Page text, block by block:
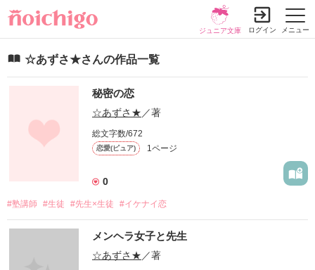
メニュー
ジュニア文庫 ログイン
☆あずさ★さんの作品一覧
秘密の恋
☆あずさ★ ／著
総文字数/672
恋愛(ピュア) 1ページ
0
#塾講師 #生徒 #先生×生徒 #イケナイ恋
メンヘラ女子と先生
☆あずさ★ ／著